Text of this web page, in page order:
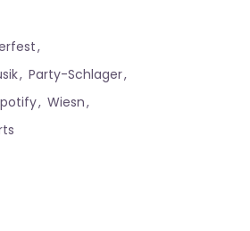
Party-Schlager
Wiesn